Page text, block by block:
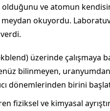
olduğunu ve atomun
okuyordu.
verdi.
üzerinde çalışmaya
bilinmeyen,
dönemlerinden birini
fiziksel ve kimyasal